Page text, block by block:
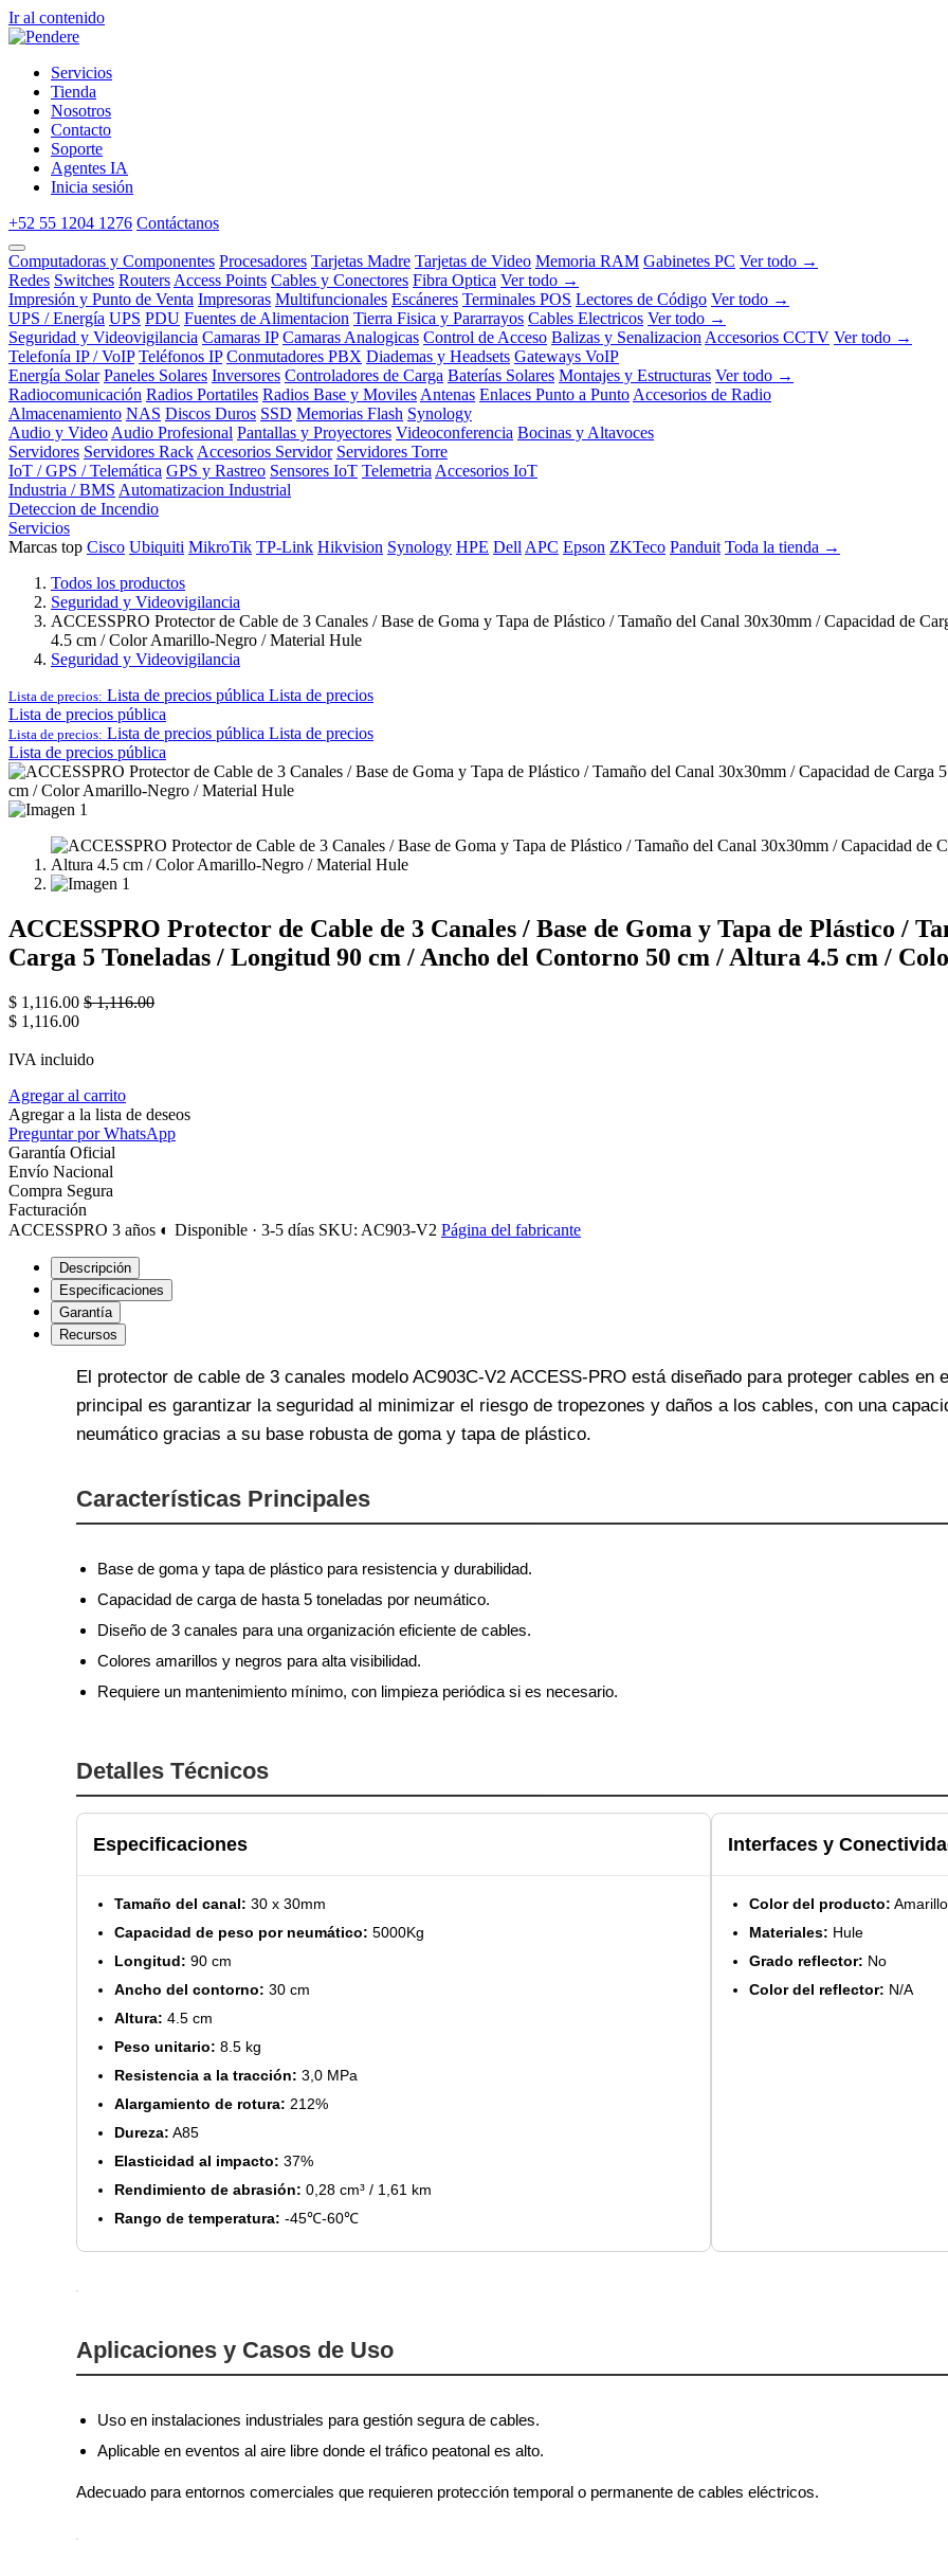
Ir al contenido
Servicios
Tienda
Nosotros
Contacto
Soporte
Agentes IA
Inicia sesión
+52 55 1204 1276 Contáctanos
Computadoras y Componentes Procesadores Tarjetas Madre Tarjetas de Video Memoria RAM Gabinetes PC Ver todo →
Redes Switches Routers Access Points Cables y Conectores Fibra Optica Ver todo →
Impresión y Punto de Venta Impresoras Multifuncionales Escáneres Terminales POS Lectores de Código Ver todo →
UPS / Energía UPS PDU Fuentes de Alimentacion Tierra Fisica y Pararrayos Cables Electricos Ver todo →
Seguridad y Videovigilancia Camaras IP Camaras Analogicas Control de Acceso Balizas y Senalizacion Accesorios CCTV Ver todo →
Telefonía IP / VoIP Teléfonos IP Conmutadores PBX Diademas y Headsets Gateways VoIP
Energía Solar Paneles Solares Inversores Controladores de Carga Baterías Solares Montajes y Estructuras Ver todo →
Radiocomunicación Radios Portatiles Radios Base y Moviles Antenas Enlaces Punto a Punto Accesorios de Radio
Almacenamiento NAS Discos Duros SSD Memorias Flash Synology
Audio y Video Audio Profesional Pantallas y Proyectores Videoconferencia Bocinas y Altavoces
Servidores Servidores Rack Accesorios Servidor Servidores Torre
IoT / GPS / Telemática GPS y Rastreo Sensores IoT Telemetria Accesorios IoT
Industria / BMS Automatizacion Industrial
Deteccion de Incendio
Servicios
Marcas top Cisco Ubiquiti MikroTik TP-Link Hikvision Synology HPE Dell APC Epson ZKTeco Panduit Toda la tienda →
Todos los productos
Seguridad y Videovigilancia
ACCESSPRO Protector de Cable de 3 Canales / Base de Goma y Tapa de Plástico / Tamaño del Canal 30x30mm / Capacidad de
4.5 cm / Color Amarillo-Negro / Material Hule
Seguridad y Videovigilancia
Lista de precios: Lista de precios pública Lista de precios
Lista de precios pública
Lista de precios: Lista de precios pública Lista de precios
Lista de precios pública
ACCESSPRO Protector de Cable de 3 Canales / Base de Goma y Tapa de Plástico /
Carga 5 Toneladas / Longitud 90 cm / Ancho del Contorno 50 cm / Altura 4.5 cm /
$ 1,116.00 $1,116.00
$ 1,116.00
IVA incluido
Agregar al carrito
Agregar a la lista de deseos
Preguntar por WhatsApp
Garantía Oficial
Envío Nacional
Compra Segura
Facturación
ACCESSPRO 3 años ◐ Disponible · 3-5 días SKU: AC903-V2 Página del fabricante
Descripción
Especificaciones
Garantía
Recursos
El protector de cable de 3 canales modelo AC903C-V2 ACCESS-PRO está diseñado para proteger cables
principal es garantizar la seguridad al minimizar el riesgo de tropezones y daños a los cables, con una
neumático gracias a su base robusta de goma y tapa de plástico.
Características Principales
Base de goma y tapa de plástico para resistencia y durabilidad.
Capacidad de carga de hasta 5 toneladas por neumático.
Diseño de 3 canales para una organización eficiente de cables.
Colores amarillos y negros para alta visibilidad.
Requiere un mantenimiento mínimo, con limpieza periódica si es necesario.
Detalles Técnicos
Especificaciones
Tamaño del canal: 30 x 30mm
Capacidad de peso por neumático: 5000Kg
Longitud: 90 cm
Ancho del contorno: 30 cm
Altura: 4.5 cm
Peso unitario: 8.5 kg
Resistencia a la tracción: 3,0 MPa
Alargamiento de rotura: 212%
Dureza: A85
Elasticidad al impacto: 37%
Rendimiento de abrasión: 0,28 cm³ / 1,61 km
Rango de temperatura: -45℃-60℃
Interfaces y
Color del producto:
Materiales: Hule
Grado reflector: No
Color del reflector: N/A
Aplicaciones y Casos de Uso
Uso en instalaciones industriales para gestión segura de cables.
Aplicable en eventos al aire libre donde el tráfico peatonal es alto.
Adecuado para entornos comerciales que requieren protección temporal o permanente de cables eléctricos.